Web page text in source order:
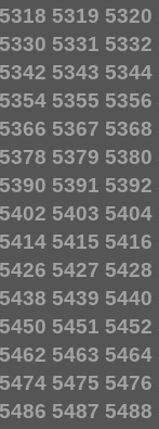
5318 5319 5320
5330 5331 5332
5342 5343 5344
5354 5355 5356
5366 5367 5368
5378 5379 5380
5390 5391 5392
5402 5403 5404
5414 5415 5416
5426 5427 5428
5438 5439 5440
5450 5451 5452
5462 5463 5464
5474 5475 5476
5486 5487 5488